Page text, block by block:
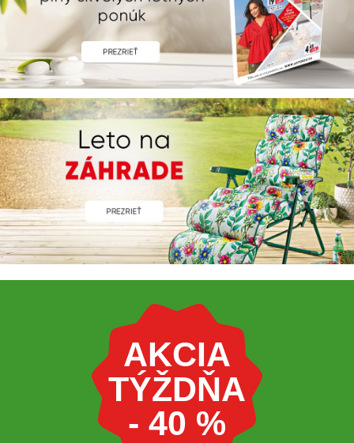
AKCIA
TÝŽDŇA
- 40 %